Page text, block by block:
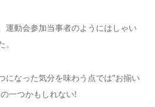
運動会参加当事者のようにはしゃい
になった気分を味わう点では”お揃い
一つかもしれない!